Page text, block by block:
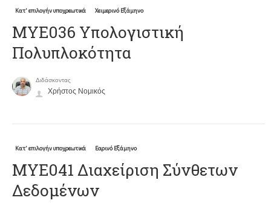
Κατ' επιλογήν υποχρεωτικά Χειμερινό Εξάμηνο
ΜΥΕ036 Υπολογιστική
Πολυπλοκότητα
Διδάσκοντας
Χρήστος Νομικός
Κατ' επιλογήν υποχρεωτικά Εαρινό Εξάμηνο
ΜΥΕ041 Διαχείριση Σύνθετων
Δεδομένων